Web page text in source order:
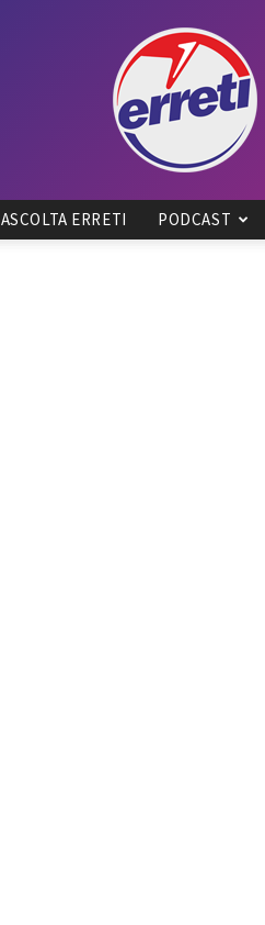
ASCOLTA ERRETI PODCAST